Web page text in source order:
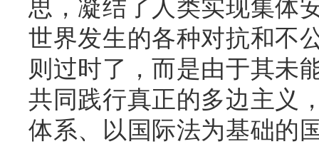
思，凝结了人类实现集体
世界发生的各种对抗和不
则过时了，而是由于其未
共同践行真正的多边主义
体系、以国际法为基础的